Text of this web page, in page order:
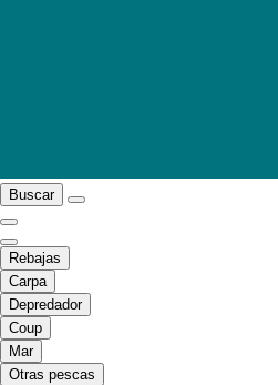
Buscar
Rebajas
Carpa
Depredador
Coup
Mar
Otras pescas